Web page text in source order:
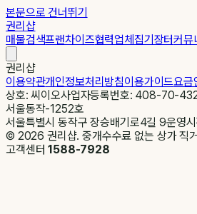
본문으로 건너뛰기
권리샵
매물검색프랜차이즈협력업체집기장터커뮤
권리샵
이용약관개인정보처리방침이용가이드요금
상호: 씨이오사업자등록번호: 408-70-
서울동작-1252호
서울특별시 동작구 장승배기로4길 9운영
© 2026 권리샵. 중개수수료 없는 상가 직
고객센터1588-7928